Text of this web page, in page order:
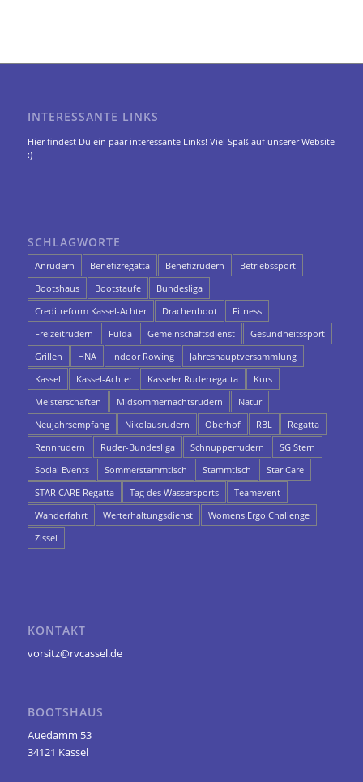
INTERESSANTE LINKS
Hier findest Du ein paar interessante Links! Viel Spaß auf unserer Website
:)
SCHLAGWORTE
Anrudern Benefizregatta Benefizrudern
Betriebssport
Bootshaus
Bootstaufe
Bundesliga
Creditreform Kassel-Achter
Drachenboot
Fitness
Freizeitrudern
Fulda Gemeinschaftsdienst
Gesundheitssport
Grillen
HNA Indoor Rowing
Jahreshauptversammlung
Kassel
Kassel-Achter Kasseler Ruderregatta
Kurs
Meisterschaften
Midsommernachtsrudern
Natur
Neujahrsempfang
Nikolausrudern Oberhof RBL
Regatta
Rennrudern
Ruder-Bundesliga Schnupperrudern
SG Stern
Social Events
Sommerstammtisch Stammtisch
Star Care
STAR CARE Regatta
Tag des Wassersports
Teamevent
Wanderfahrt
Werterhaltungsdienst
Womens Ergo Challenge
Zissel
KONTAKT
vorsitz@rvcassel.de
BOOTSHAUS
Auedamm 53
34121 Kassel